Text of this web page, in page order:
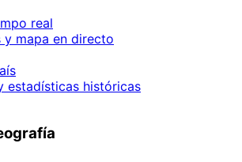
real
y mapa en directo
estadísticas históricas